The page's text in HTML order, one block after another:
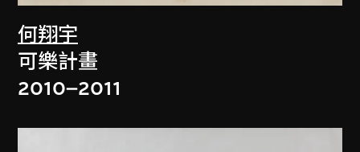
何翔宇
可樂計畫
2010–2011